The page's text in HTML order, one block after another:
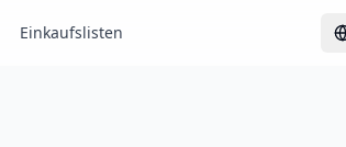
Einkaufslisten